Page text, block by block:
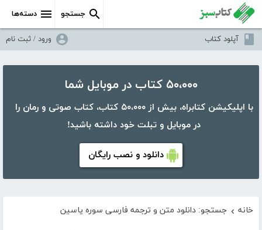
دسته‌ها جستجو
آپلود کتاب ورود / ثبت نام
۵۰،۰۰۰ کتاب در موبایل شما
با اپلیکیشن کتابراه، بیش از ۵۰،۰۰۰ کتاب، کتاب صوتی و رمان را
در موبایل و تبلت خود داشته باشید!
دانلود و نصب رایگان
خانه › جستجو: دانلود متن و ترجمه فارسی سوره یاسین